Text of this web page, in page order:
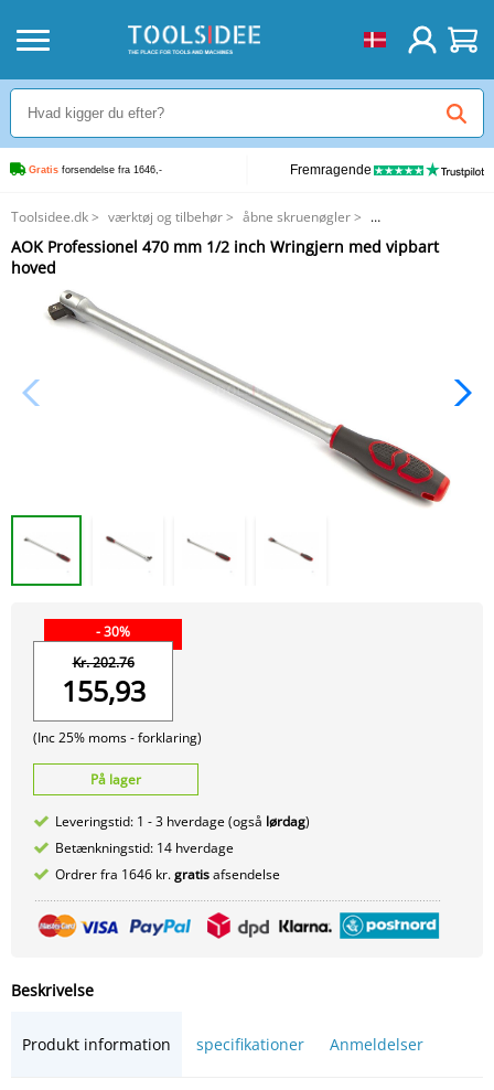
Gratis forsendelse fra 1646,- Fremragende
Toolsidee.dk> værktøj og tilbehør> åbne skruenøgler>
AOK Professionel 470 mm 1/2 inch Wringjern med vipbart hoved
AOK Professionel 470 mm 1/2 inch Wringjern med vipbart
hoved
- 30%
Kr. 202.76
155,93
(Inc 25% moms -forklaring)
På lager
Leveringstid: 1 - 3 hverdage (også lørdag)
Betænkningstid: 14 hverdage
Ordrer fra 1646 kr.gratisafsendelse
Beskrivelse
Produkt information specifikationer Anmeldelser